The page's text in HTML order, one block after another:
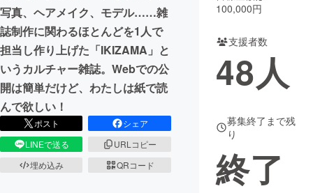
写真、ヘアメイク、モデル……雑
誌制作に関わるほとんどを1人で
担当し作り上げた「IKIZAMA」と
いうカルチャー雑誌。Webでの公
開は簡単だけど、わたしは紙で読
んで欲しい！
ポスト
シェア
LINEで送る
URLコピー
埋め込み
QRコード
100,000円
支援者数
48人
募集終了まで残
り
終了